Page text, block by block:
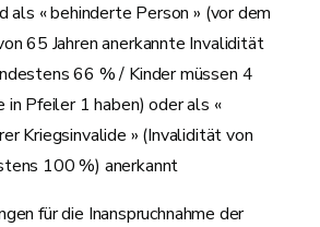
als « behinderte Person » (vor dem
65 Jahren anerkannte Invalidität
66 % / Kinder müssen 4
in Pfeiler 1 haben) oder als «
Kriegsinvalide » (Invalidität von
100 %) anerkannt
für die Inanspruchnahme der